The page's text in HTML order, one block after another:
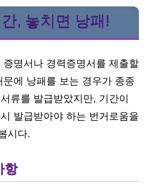
, 놓치면 낭패!
명서나 경력증명서를 제출할
에 낭패를 보는 경우가 종종
류를 발급받았지만, 기간이
발급받아야 하는 번거로움을
시다.
항